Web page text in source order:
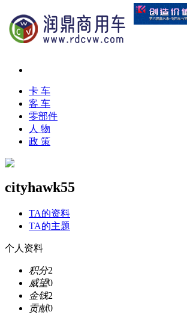
卡 车
客 车
零部件
人 物
政 策
cityhawk55
TA的资料
TA的主题
个人资料
积分2
威望0
金钱2
贡献0